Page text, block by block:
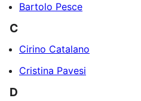
Bartolo Pesce
C
Cirino Catalano
Cristina Pavesi
D